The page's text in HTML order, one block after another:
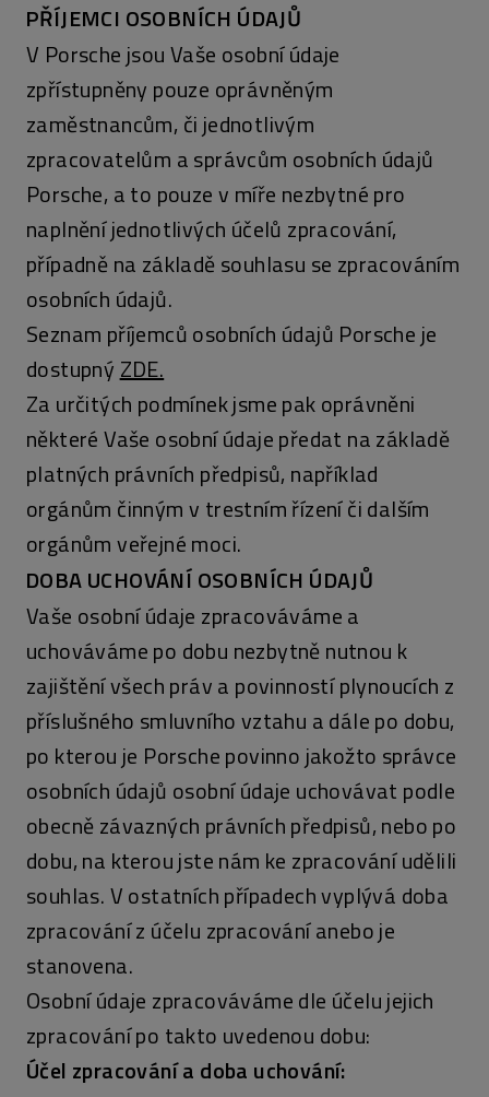
PŘÍJEMCI OSOBNÍCH ÚDAJŮ
V Porsche jsou Vaše osobní údaje
zpřístupněny pouze oprávněným
zaměstnancům, či jednotlivým
zpracovatelům a správcům osobních údajů
Porsche, a to pouze v míře nezbytné pro
naplnění jednotlivých účelů zpracování,
případně na základě souhlasu se zpracováním
osobních údajů.
Seznam příjemců osobních údajů Porsche je
dostupný ZDE.
Za určitých podmínek jsme pak oprávněni
některé Vaše osobní údaje předat na základě
platných právních předpisů, například
orgánům činným v trestním řízení či dalším
orgánům veřejné moci.
DOBA UCHOVÁNÍ OSOBNÍCH ÚDAJŮ
Vaše osobní údaje zpracováváme a
uchováváme po dobu nezbytně nutnou k
zajištění všech práv a povinností plynoucích z
příslušného smluvního vztahu a dále po dobu,
po kterou je Porsche povinno jakožto správce
osobních údajů osobní údaje uchovávat podle
obecně závazných právních předpisů, nebo po
dobu, na kterou jste nám ke zpracování udělili
souhlas. V ostatních případech vyplývá doba
zpracování z účelu zpracování anebo je
stanovena.
Osobní údaje zpracováváme dle účelu jejich
zpracování po takto uvedenou dobu:
Účel zpracování a doba uchování: